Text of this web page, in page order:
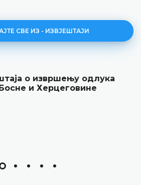
СВЕ ИЗ - ИЗВЈЕШТАЈИ
о извршењу одлука
и Херцеговине